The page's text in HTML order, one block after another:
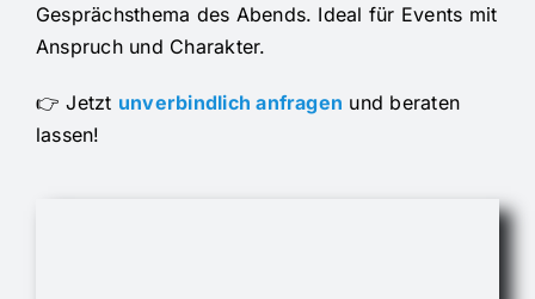
Gesprächsthema des Abends. Ideal für Events mit
Anspruch und Charakter.
👉 Jetzt unverbindlich anfragen und beraten
lassen!